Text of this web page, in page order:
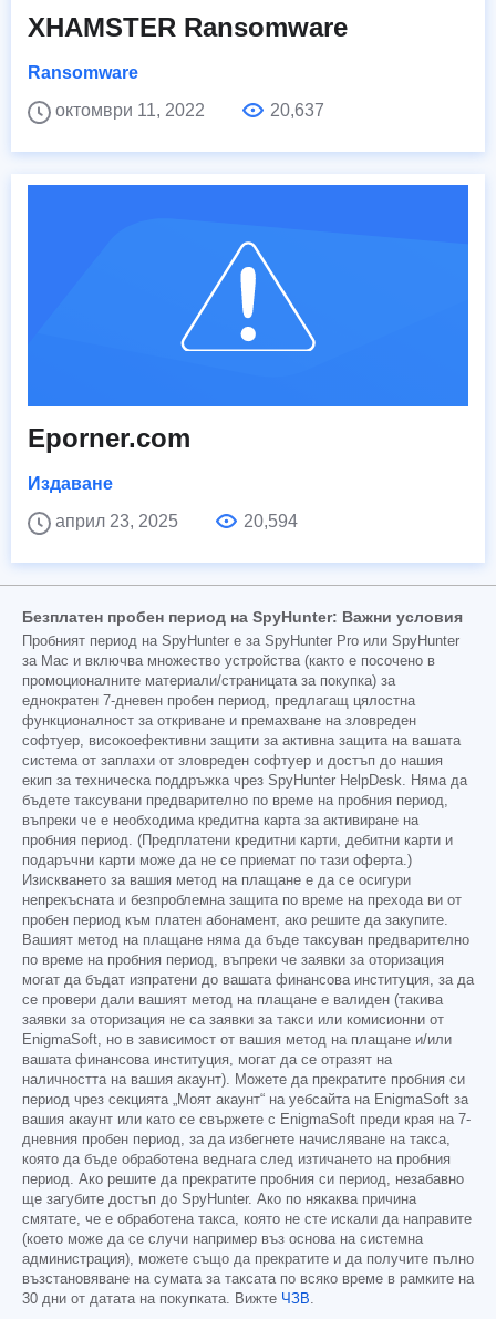
XHAMSTER Ransomware
Ransomware
октомври 11, 2022
20,637
Eporner.com
Издаване
април 23, 2025
20,594
Безплатен пробен период на SpyHunter: Важни условия
Пробният период на SpyHunter е за SpyHunter Pro или SpyHunter
за Mac и включва множество устройства (както е посочено в
промоционалните материали/страницата за покупка) за
еднократен 7-дневен пробен период, предлагащ цялостна
функционалност за откриване и премахване на зловреден
софтуер, високоефективни защити за активна защита на вашата
система от заплахи от зловреден софтуер и достъп до нашия
екип за техническа поддръжка чрез SpyHunter HelpDesk. Няма да
бъдете таксувани предварително по време на пробния период,
въпреки че е необходима кредитна карта за активиране на
пробния период. (Предплатени кредитни карти, дебитни карти и
подаръчни карти може да не се приемат по тази оферта.)
Изискването за вашия метод на плащане е да се осигури
непрекъсната и безпроблемна защита по време на прехода ви от
пробен период към платен абонамент, ако решите да закупите.
Вашият метод на плащане няма да бъде таксуван предварително
по време на пробния период, въпреки че заявки за оторизация
могат да бъдат изпратени до вашата финансова институция, за да
се провери дали вашият метод на плащане е валиден (такива
заявки за оторизация не са заявки за такси или комисионни от
EnigmaSoft, но в зависимост от вашия метод на плащане и/или
вашата финансова институция, могат да се отразят на
наличността на вашия акаунт). Можете да прекратите пробния си
период чрез секцията „Моят акаунт“ на уебсайта на EnigmaSoft за
вашия акаунт или като се свържете с EnigmaSoft преди края на 7-
дневния пробен период, за да избегнете начисляване на такса,
която да бъде обработена веднага след изтичането на пробния
период. Ако решите да прекратите пробния си период, незабавно
ще загубите достъп до SpyHunter. Ако по някаква причина
смятате, че е обработена такса, която не сте искали да направите
(което може да се случи например въз основа на системна
администрация), можете също да прекратите и да получите пълно
възстановяване на сумата за таксата по всяко време в рамките на
30 дни от датата на покупката. Вижте ЧЗВ.